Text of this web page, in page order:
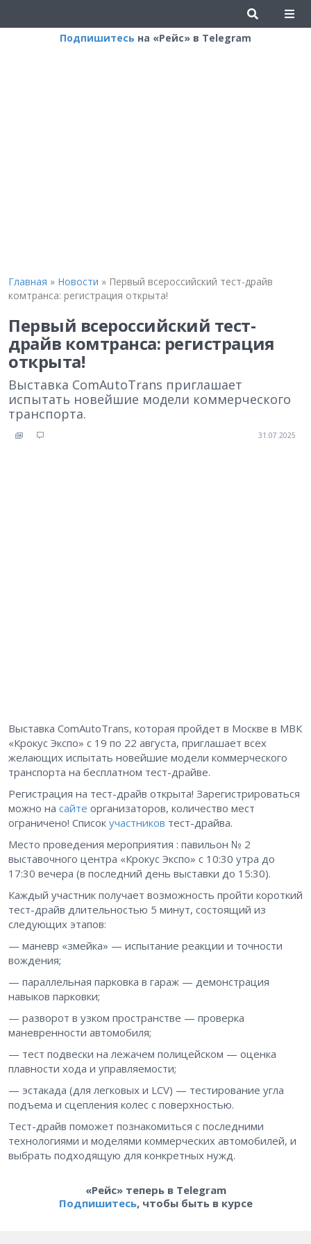
Подпишитесь на «Рейс» в Telegram
Главная » Новости » Первый всероссийский тест-драйв
комтранса: регистрация открыта!
Первый всероссийский тест-
драйв комтранса: регистрация
открыта!
Выставка ComAutoTrans приглашает
испытать новейшие модели коммерческого
транспорта.
31.07.2025
Выставка ComAutoTrans, которая пройдет в Москве в МВК
«Крокус Экспо» с 19 по 22 августа, приглашает всех
желающих испытать новейшие модели коммерческого
транспорта на бесплатном тест-драйве.
Регистрация на тест-драйв открыта! Зарегистрироваться
можно на сайте организаторов, количество мест
ограничено! Список участников тест-драйва.
Место проведения мероприятия : павильон № 2
выставочного центра «Крокус Экспо» с 10:30 утра до
17:30 вечера (в последний день выставки до 15:30).
Каждый участник получает возможность пройти короткий
тест-драйв длительностью 5 минут, состоящий из
следующих этапов:
— маневр «змейка» — испытание реакции и точности
вождения;
— параллельная парковка в гараж — демонстрация
навыков парковки;
— разворот в узком пространстве — проверка
маневренности автомобиля;
— тест подвески на лежачем полицейском — оценка
плавности хода и управляемости;
— эстакада (для легковых и LCV) — тестирование угла
подъема и сцепления колес с поверхностью.
Тест-драйв поможет познакомиться с последними
технологиями и моделями коммерческих автомобилей, и
выбрать подходящую для конкретных нужд.
«Рейс» теперь в Telegram
Подпишитесь, чтобы быть в курсе